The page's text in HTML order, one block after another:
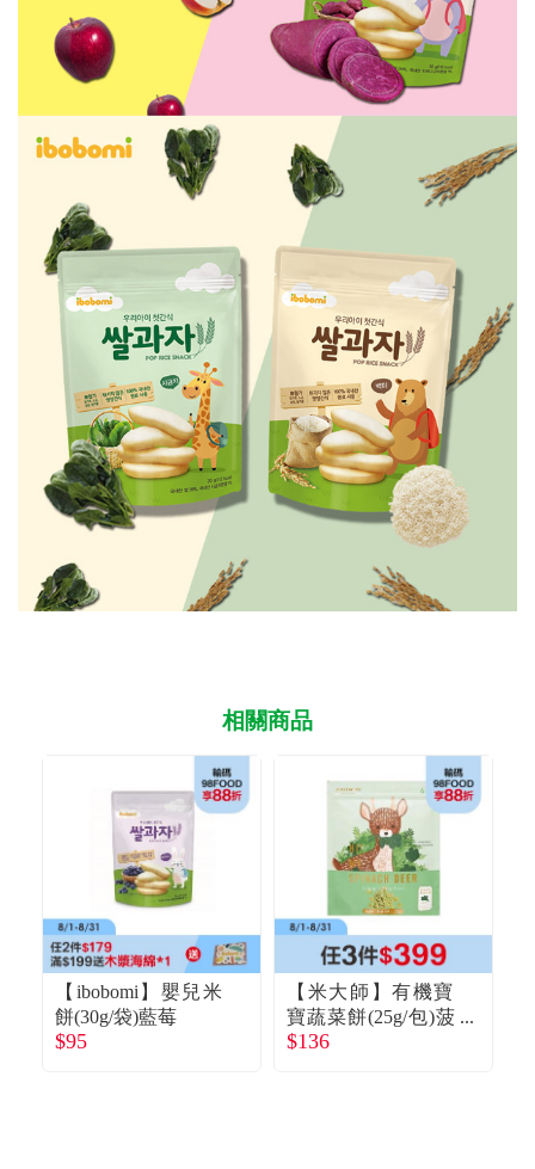
相關商品
【ibobomi】嬰兒米
餅(30g/袋)藍莓
$95
【米大師】有機寶
寶蔬菜餅(25g/包)菠
菜鹿
$136